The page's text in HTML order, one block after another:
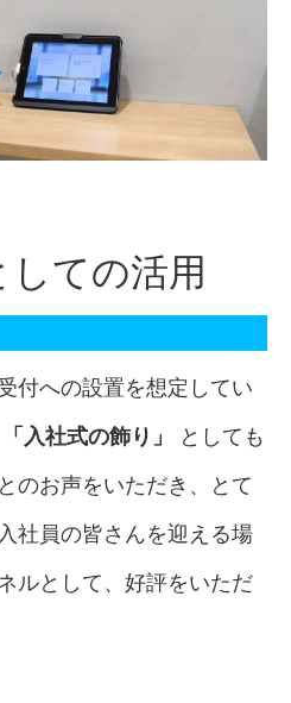
しての活用
付への設置を想定してい
「入社式の飾り」
としても
のお声をいただき、とて
社員の皆さんを迎える場
ルとして、好評をいただ